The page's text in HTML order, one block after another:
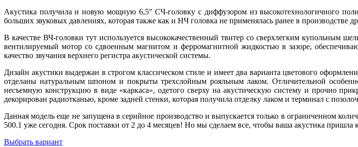
Акустика получила и новую мощную 6,5" СЧ-головку с диффузором из высокотехнологичного
больших звуковых давлениях, которая также как и НЧ головка не применялась ранее в производстве
В качестве ВЧ-головки тут используется высококачественный твитер со сверхлегким
вентилируемый мотор со сдвоенным магнитом и ферромагнитной жидкостью в зазоре,
качество звучания верхнего регистра акустической системы.
Дизайн акустики выдержан в строгом классическом стиле и имеет два варианта цветового
отделаны натуральным шпоном и покрыты трехслойным рояльным лаком. Отличительной
несъемную конструкцию в виде «каркаса», одетого сверху на акустическую систему и прочно
декорирован радиотканью, кроме задней стенки, которая получила отделку лаком и терминал с
Данная модель еще не запущена в серийное производство и выпускается только в ограниченном
500.1 уже сегодня. Срок поставки от 2 до 4 месяцев! Но мы сделаем все, чтобы ваша акустика пришла
Выбрать вариант